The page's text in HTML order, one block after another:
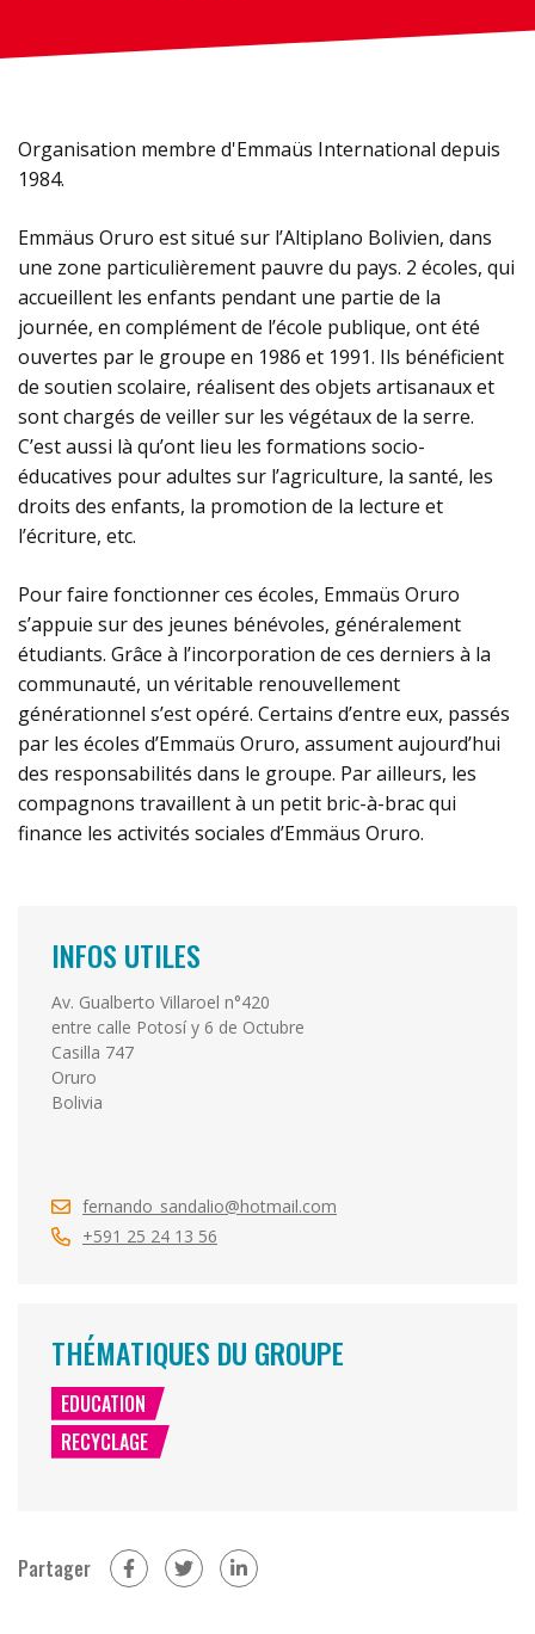
Organisation membre d'Emmaüs International depuis
1984.
Emmäus Oruro est situé sur l’Altiplano Bolivien, dans
une zone particulièrement pauvre du pays. 2 écoles, qui
accueillent les enfants pendant une partie de la
journée, en complément de l’école publique, ont été
ouvertes par le groupe en 1986 et 1991. Ils bénéficient
de soutien scolaire, réalisent des objets artisanaux et
sont chargés de veiller sur les végétaux de la serre.
C’est aussi là qu’ont lieu les formations socio-
éducatives pour adultes sur l’agriculture, la santé, les
droits des enfants, la promotion de la lecture et
l’écriture, etc.
Pour faire fonctionner ces écoles, Emmaüs Oruro
s’appuie sur des jeunes bénévoles, généralement
étudiants. Grâce à l’incorporation de ces derniers à la
communauté, un véritable renouvellement
générationnel s’est opéré. Certains d’entre eux, passés
par les écoles d’Emmaüs Oruro, assument aujourd’hui
des responsabilités dans le groupe. Par ailleurs, les
compagnons travaillent à un petit bric-à-brac qui
finance les activités sociales d’Emmäus Oruro.
INFOS UTILES
Av. Gualberto Villaroel n°420
entre calle Potosí y 6 de Octubre
Casilla 747
Oruro
Bolivia
fernando_sandalio@hotmail.com
+591 25 24 13 56
THÉMATIQUES DU GROUPE
EDUCATION
RECYCLAGE
Partager sur Facebook (nouvelle fenêtre)
sur Twitter (nouvelle fenêtre)
sur Linkedin (nouvelle fenêtre)